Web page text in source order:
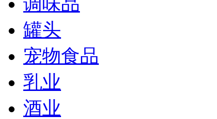
罐头
宠物食品
乳业
酒业